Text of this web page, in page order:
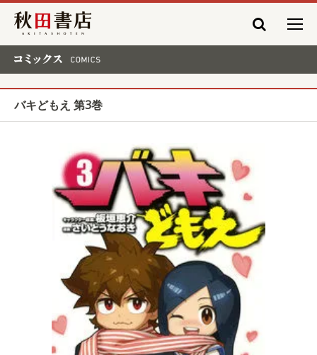
秋田書店
バキどもえ 第3巻